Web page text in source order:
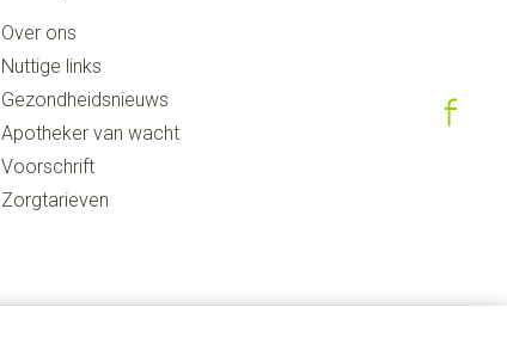
Over ons
Nuttige links
Gezondheidsnieuws
Apotheker van wacht
Voorschrift
Zorgtarieven